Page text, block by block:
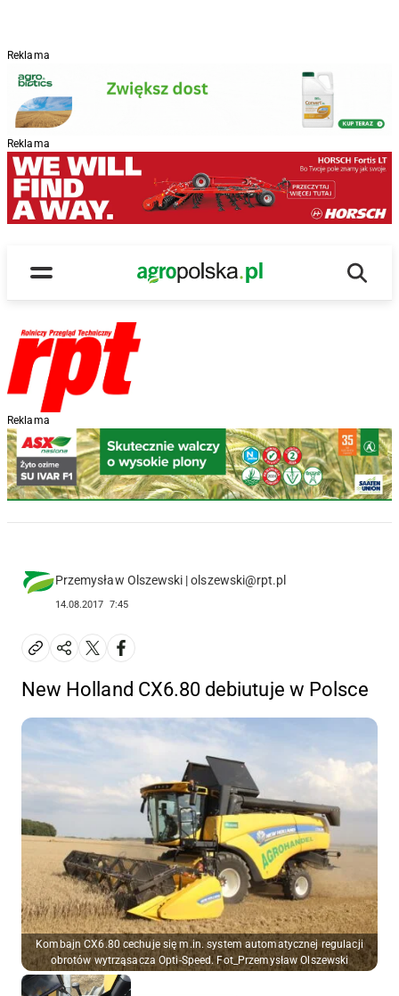
Reklama
Reklama
Menu
Main Logo
Reklama
Przemysław Olszewski | olszewski@rpt.pl
14.08.2017 7:45
New Holland CX6.80 debiutuje w Polsce
Kombajn CX6.80 cechuje się m.in. system automatycznej regulacji
obrotów wytrząsacza Opti-Speed. Fot_Przemysław Olszewski